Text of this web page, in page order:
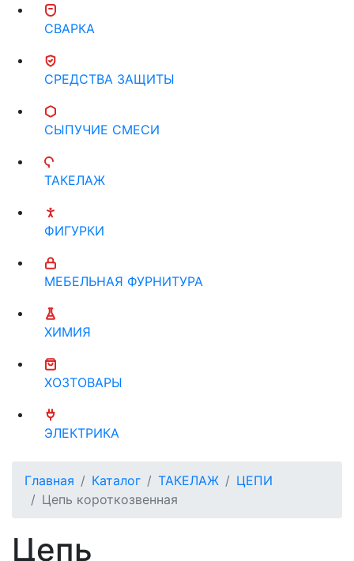
СВАРКА
СРЕДСТВА ЗАЩИТЫ
СЫПУЧИЕ СМЕСИ
ТАКЕЛАЖ
ФИГУРКИ
МЕБЕЛЬНАЯ ФУРНИТУРА
ХИМИЯ
ХОЗТОВАРЫ
ЭЛЕКТРИКА
Главная Каталог ТАКЕЛАЖ
ЦЕПИ
Цепь короткозвенная
Цепь